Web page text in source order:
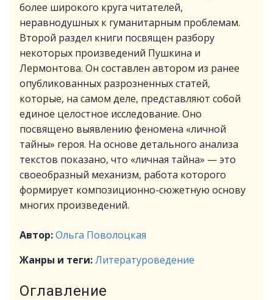
более широкого круга читателей,
неравнодушных к гуманитарным проблемам.
Второй раздел книги посвящен разбору
некоторых произведений Пушкина и
Лермонтова. Он составлен автором из ранее
опубликованных разрозненных статей,
которые, на самом деле, представляют собой
единое целостное исследование. Оно
посвящено выявлению феномена «личной
тайны» героя. На основе детального анализа
текстов показано, что «личная тайна» — это
своеобразный механизм, работа которого
формирует композиционно-сюжетную основу
многих произведений.
Автор:Ольга Поволоцкая
Жанры и теги:Литературоведение
Оглавление